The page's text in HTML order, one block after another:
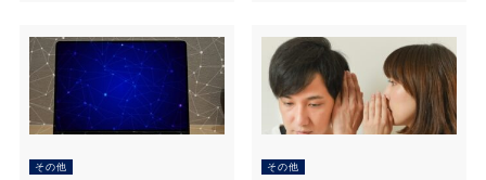
その他 その他